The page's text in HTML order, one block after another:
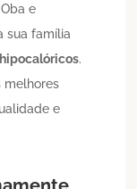
e
sua família
hipocalóricos.
melhores
e